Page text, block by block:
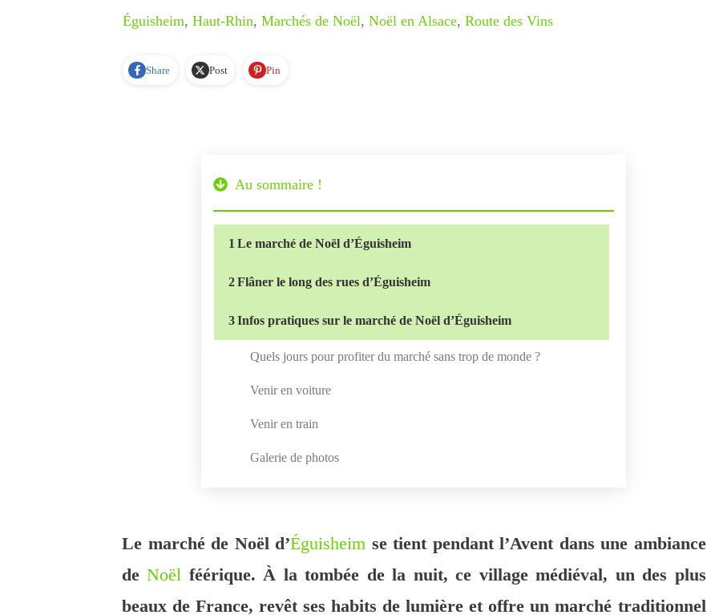
Éguisheim, Haut-Rhin, Marchés de Noël, Noël en Alsace, Route des Vins
Share Post Pin
Au sommaire !
1 Le marché de Noël d’Éguisheim
2Flâner le long des rues d’Éguisheim
3Infos pratiques sur le marché de Noël d’Éguisheim
Quels jours pour profiter du marché sans trop de monde ?
Venir en voiture
Venir en train
Galerie de photos
Le marché de Noël d’Éguisheim se tient pendant l’Avent dans une ambiance
deNoël féérique. À la tombée de la nuit, ce village médiéval, un des plus
beaux de France, revêt ses habits de lumière et offre un marché traditionnel